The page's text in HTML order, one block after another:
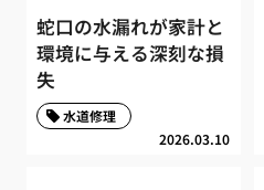
蛇口の水漏れが家計と
環境に与える深刻な損
失
2026.03.10
水道修理